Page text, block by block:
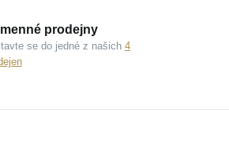
prodejny
se do jedné z našich 4